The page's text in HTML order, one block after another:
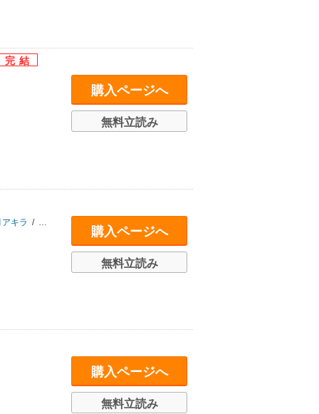
購入ページへ
無料立読み
キラ / 小倉脩一 希戸塚一示
購入ページへ
無料立読み
購入ページへ
無料立読み